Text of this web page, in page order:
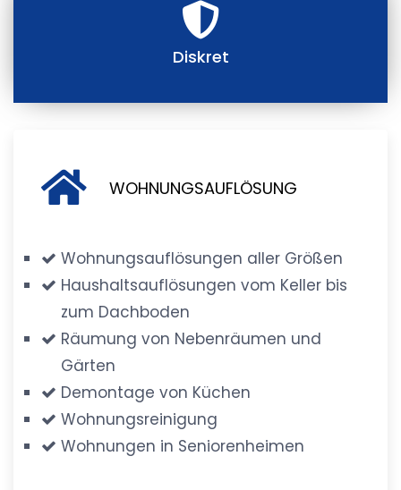
Diskret
WOHNUNGSAUFLÖSUNG
Wohnungsauflösungen aller Größen
Haushaltsauflösungen vom Keller bis
zum Dachboden
Räumung von Nebenräumen und
Gärten
Demontage von Küchen
Wohnungsreinigung
Wohnungen in Seniorenheimen